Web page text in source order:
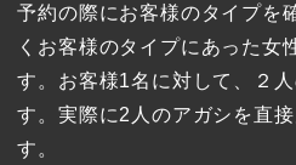
予約の際にお客様のタイプを
くお客様のタイプにあった女
す。お客様1名に対して、２
す。実際に2人のアガシを直
す。